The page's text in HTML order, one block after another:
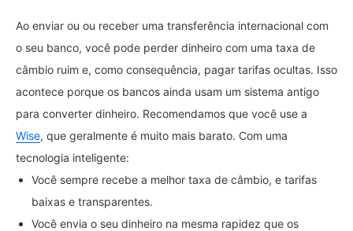
Ao enviar ou ou receber uma transferência internacional com
o seu banco, você pode perder dinheiro com uma taxa de
câmbio ruim e, como consequência, pagar tarifas ocultas. Isso
acontece porque os bancos ainda usam um sistema antigo
para converter dinheiro. Recomendamos que você use a
Wise, que geralmente é muito mais barato. Com uma
tecnologia inteligente:
Você sempre recebe a melhor taxa de câmbio, e tarifas
baixas e transparentes.
Você envia o seu dinheiro na mesma rapidez que os